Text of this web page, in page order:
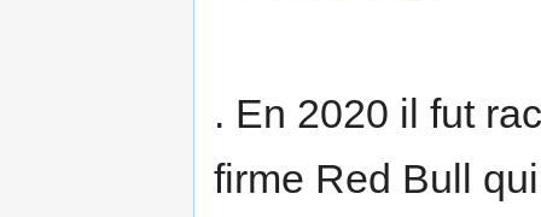
. En 2020 il fut
firme Red Bull